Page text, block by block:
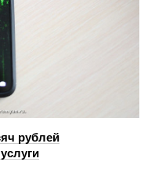
рублей